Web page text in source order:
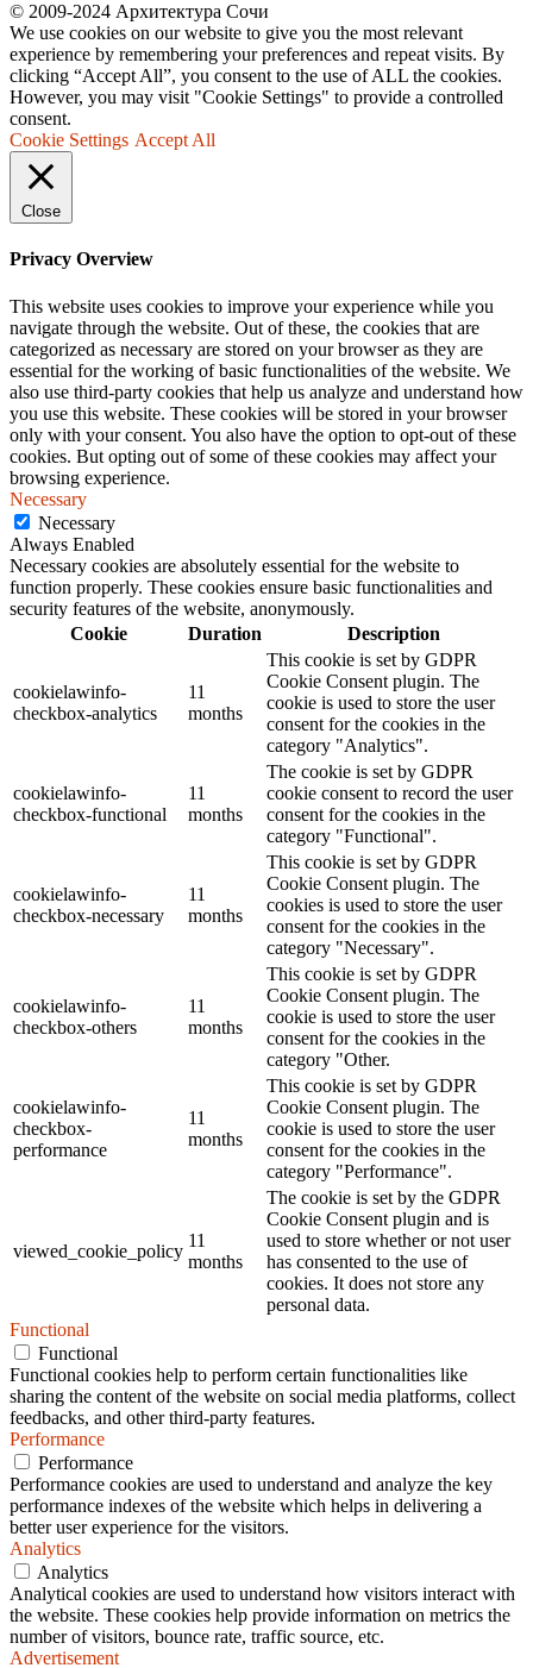
© 2009-2024 Архитектура Сочи
We use cookies on our website to give you the most relevant
experience by remembering your preferences and repeat visits. By
clicking “Accept All”, you consent to the use of ALL the cookies.
However, you may visit "Cookie Settings" to provide a controlled
consent.
Cookie Settings Accept All
Close
Privacy Overview
This website uses cookies to improve your experience while you
navigate through the website. Out of these, the cookies that are
categorized as necessary are stored on your browser as they are
essential for the working of basic functionalities of the website. We
also use third-party cookies that help us analyze and understand how
you use this website. These cookies will be stored in your browser
only with your consent. You also have the option to opt-out of these
cookies. But opting out of some of these cookies may affect your
browsing experience.
Necessary
Necessary
Always Enabled
Necessary cookies are absolutely essential for the website to
function properly. These cookies ensure basic functionalities and
security features of the website, anonymously.
Cookie
Duration Description
cookielawinfo-
checkbox-analytics
11
months
This cookie is set by GDPR
Cookie Consent plugin. The
cookie is used to store the user
consent for the cookies in the
category "Analytics".
cookielawinfo-
checkbox-functional
11
months
The cookie is set by GDPR
cookie consent to record the user
consent for the cookies in the
category "Functional".
cookielawinfo-
checkbox-necessary
11
months
This cookie is set by GDPR
Cookie Consent plugin. The
cookies is used to store the user
consent for the cookies in the
category "Necessary".
cookielawinfo-
checkbox-others
11
months
This cookie is set by GDPR
Cookie Consent plugin. The
cookie is used to store the user
consent for the cookies in the
category "Other.
cookielawinfo-
checkbox-
performance
11
months
This cookie is set by GDPR
Cookie Consent plugin. The
cookie is used to store the user
consent for the cookies in the
category "Performance".
viewed_cookie_policy
11
months
The cookie is set by the GDPR
Cookie Consent plugin and is
used to store whether or not user
has consented to the use of
cookies. It does not store any
personal data.
Functional
Functional
Functional cookies help to perform certain functionalities like
sharing the content of the website on social media platforms, collect
feedbacks, and other third-party features.
Performance
Performance
Performance cookies are used to understand and analyze the key
performance indexes of the website which helps in delivering a
better user experience for the visitors.
Analytics
Analytics
Analytical cookies are used to understand how visitors interact with
the website. These cookies help provide information on metrics the
number of visitors, bounce rate, traffic source, etc.
Advertisement